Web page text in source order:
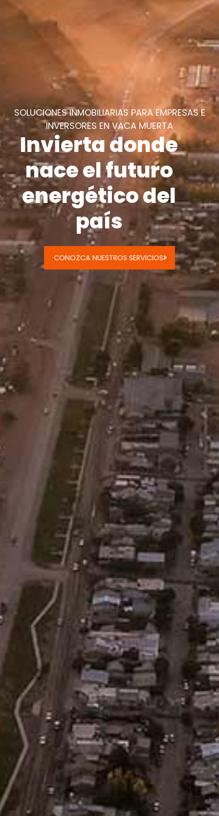
SOLUCIONES INMOBILIARIAS PARA EMPRESAS E
INVERSORES EN VACA MUERTA
Invierta donde
nace el futuro
energético del
país
CONOZCA NUESTROS SERVICIOS